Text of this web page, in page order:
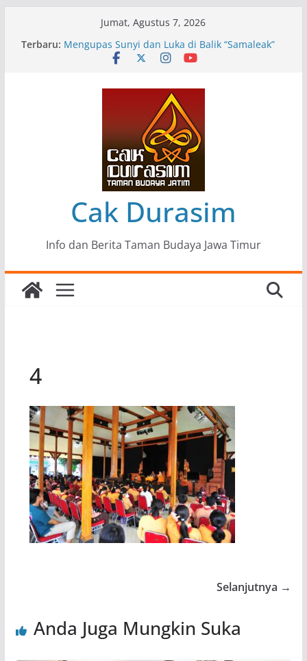
Jumat, Agustus 7, 2026
Terbaru: Pameran Lukisan Komunitas Patria Seni Rupa
Kota Blitar : Ketika “Bergerak” Menjadi Mantra
Mengupas Sunyi dan Luka di Balik “Samaleak”
Menjaga Marwah Seni dan Budaya: Catatan
Kunjungan Kerja Ir. Bambang Haryo Soekartono
(BHS) Anggota DPR RI ke Taman Budaya Jawa
Pameran Tunggal 35 Karya Agus Koecink
“Tumbang Tambang”, Ungkapan Kritis Tentang
Derita Pekerja Pertambangan
Cak Durasim
Info dan Berita Taman Budaya Jawa Timur
4
Selanjutnya →
Anda Juga Mungkin Suka